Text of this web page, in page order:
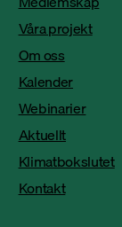
Våra projekt
Om oss
Kalender
Webinarier
Aktuellt
Klimatbokslutet
Kontakt